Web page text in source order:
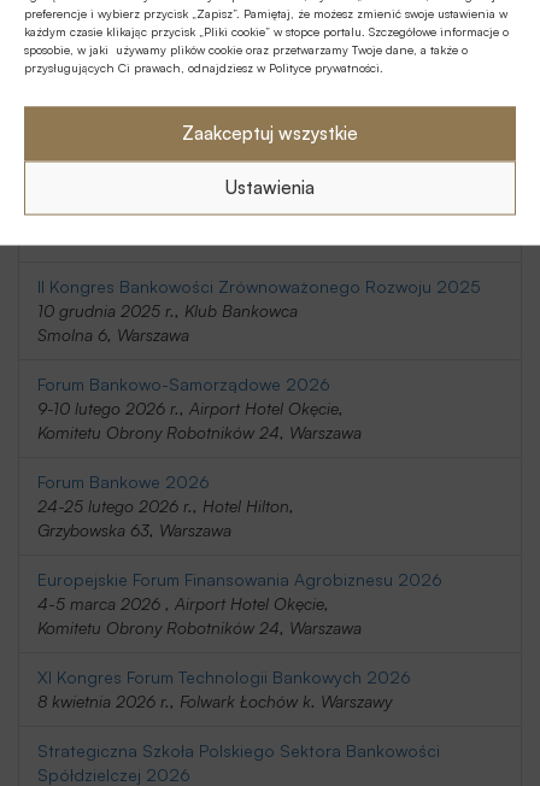
preferencje i wybierz przycisk „Zapisz”. Pamiętaj, że możesz zmienić swoje ustawienia w
każdym czasie klikając przycisk „Pliki cookie” w stopce portalu. Szczegółowe informacje o
sposobie, w jaki używamy plików cookie oraz przetwarzamy Twoje dane, a także o
przysługujących Ci prawach, odnajdziesz w Polityce prywatności.
Zaakceptuj wszystkie
Ustawienia
20-21 listopada 2025 r., Holiday Inn
Telimeny 1, Józefów
Belwederska 23, Warszawa
9 grudnia 2025 r., Novotel Centrum,
II Kongres Bankowości Zrównoważonego Rozwoju 2025
10 grudnia 2025 r., Klub Bankowca
Smolna 6, Warszawa
Forum Bankowo-Samorządowe 2026
9-10 lutego 2026 r., Airport Hotel Okęcie,
Komitetu Obrony Robotników 24, Warszawa
Forum Bankowe 2026
24-25 lutego 2026 r., Hotel Hilton,
Grzybowska 63, Warszawa
Europejskie Forum Finansowania Agrobiznesu 2026
4-5 marca 2026 , Airport Hotel Okęcie,
Komitetu Obrony Robotników 24, Warszawa
XI Kongres Forum Technologii Bankowych 2026
8 kwietnia 2026 r., Folwark Łochów k. Warszawy
Strategiczna Szkoła Polskiego Sektora Bankowości
Spółdzielczej 2026